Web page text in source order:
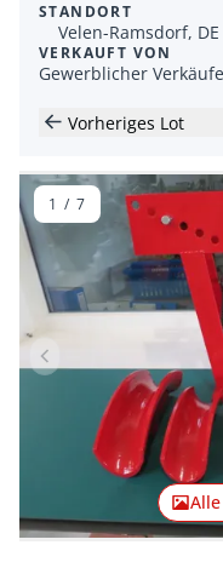
STANDORT
Velen-Ramsdorf, DE
VERKAUFT VON
Gewerblicher
Vorheriges Lot
Vorheriger Artikel
1 / 7